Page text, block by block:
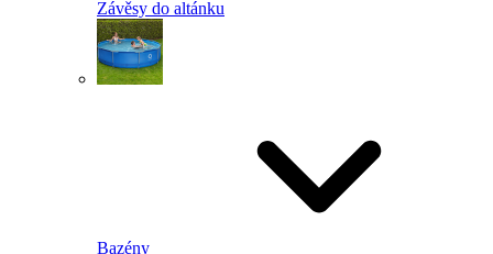
Závěsy do altánku
Bazény